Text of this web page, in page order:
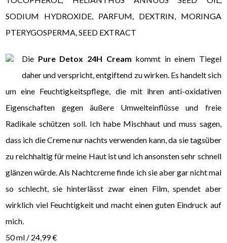
SODIUM HYDROXIDE, PARFUM, DEXTRIN, MORINGA
PTERYGOSPERMA, SEED EXTRACT
Die Pure Detox 24H Cream kommt in einem Tiegel
daher und verspricht, entgiftend zu wirken. Es handelt sich
um eine Feuchtigkeitspflege, die mit ihren anti-oxidativen
Eigenschaften gegen äußere Umwelteinflüsse und freie
Radikale schützen soll. Ich habe Mischhaut und muss sagen,
dass ich die Creme nur nachts verwenden kann, da sie tagsüber
zu reichhaltig für meine Haut ist und ich ansonsten sehr schnell
glänzen würde. Als Nachtcreme finde ich sie aber gar nicht mal
so schlecht, sie hinterlässt zwar einen Film, spendet aber
wirklich viel Feuchtigkeit und macht einen guten Eindruck auf
mich.
50 ml / 24,99 €